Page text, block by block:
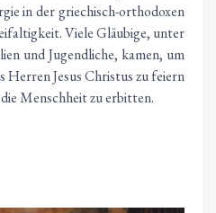
in der griechisch-orthodoxen
Viele Gläubige, unter
und Jugendliche, kamen, um
Herren Jesus Christus zu feiern
Menschheit zu erbitten.